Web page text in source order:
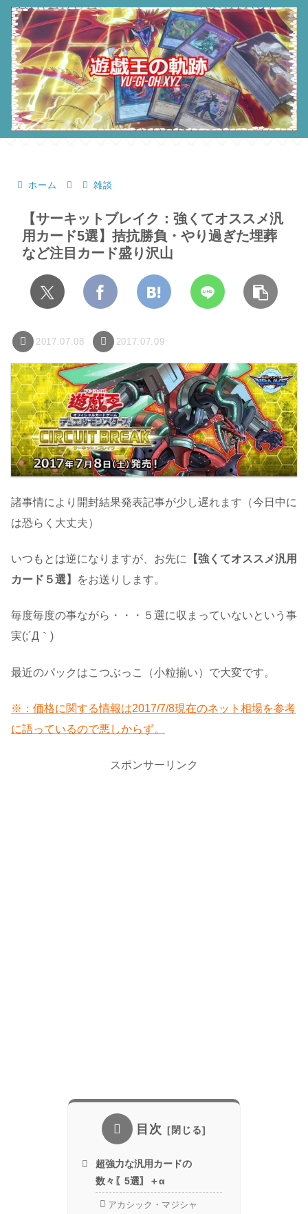
ホーム 雑談
【サーキットブレイク：強くてオススメ汎
用カード5選】拮抗勝負・やり過ぎた埋葬
など注目カード盛り沢山
2017.07.08 2017.07.09
諸事情により開封結果発表記事が少し遅れます（今日中に
は恐らく大丈夫）
いつもとは逆になりますが、お先に
【強くてオススメ汎用
カード５選】
をお送りします。
毎度毎度の事ながら・・・５選に収まっていないという事
実(;´Д｀)
最近のパックはこつぶっこ（小粒揃い）で大変です。
※：価格に関する情報は2017/7/8現在のネット相場を参考
に語っているので悪しからず。
スポンサーリンク
目次
超強力な汎用カードの
数々〖5選〗＋α
アカシック・マジシャ